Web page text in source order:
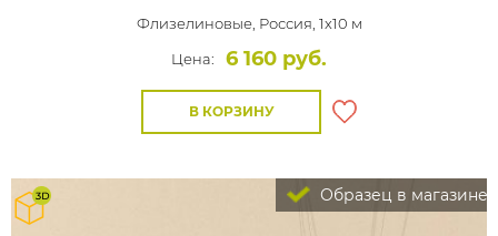
Флизелиновые, Россия, 1x10 м
Цена:
6 160 руб.
В КОРЗИНУ
Образец в магазине